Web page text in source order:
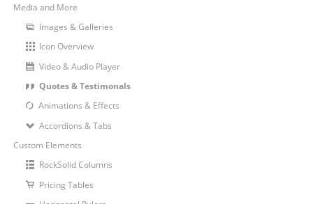
Media and More
Images & Galleries
Icon Overview
Video & Audio Player
Quotes & Testimonals
Animations & Effects
Accordions & Tabs
Custom Elements
RockSolid Columns
Pricing Tables